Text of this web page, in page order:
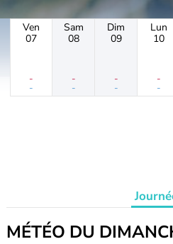
Ven
07
-
-
Sam
08
-
-
Dim
09
-
-
Lun
10
-
-
MÉTÉO DU